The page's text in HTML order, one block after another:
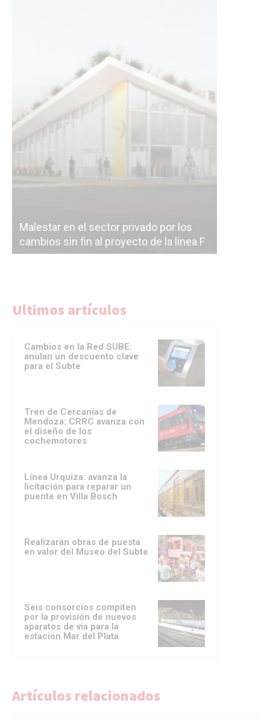
Malestar en el sector privado por los
cambios sin fin al proyecto de la línea F
Ultimos artículos
Cambios en la Red SUBE:
anulan un descuento clave
para el Subte
Tren de Cercanías de
Mendoza: CRRC avanza con
el diseño de los
cochemotores
Línea Urquiza: avanza la
licitación para reparar un
puente en Villa Bosch
Realizarán obras de puesta
en valor del Museo del Subte
Seis consorcios compiten
por la provisión de nuevos
aparatos de vía para la
estación Mar del Plata
Artículos relacionados